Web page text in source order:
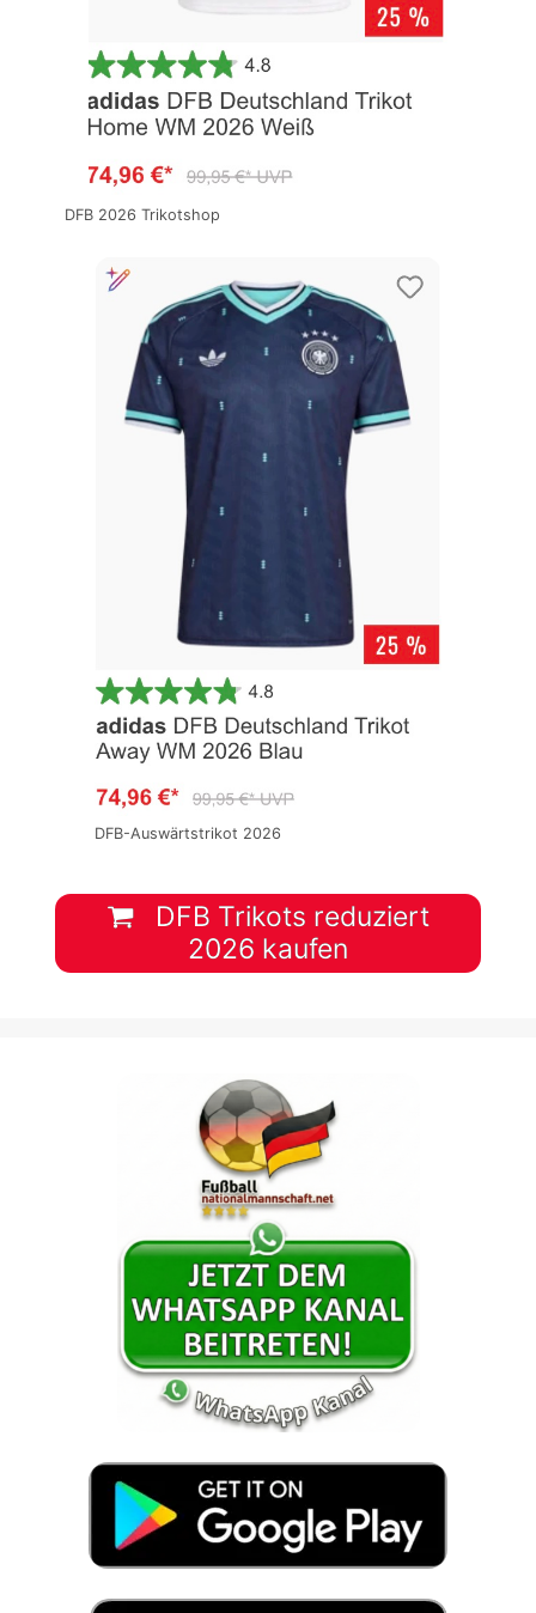
DFB 2026 Trikotshop
DFB-Auswärtstrikot 2026
DFB Trikots reduziert
2026 kaufen